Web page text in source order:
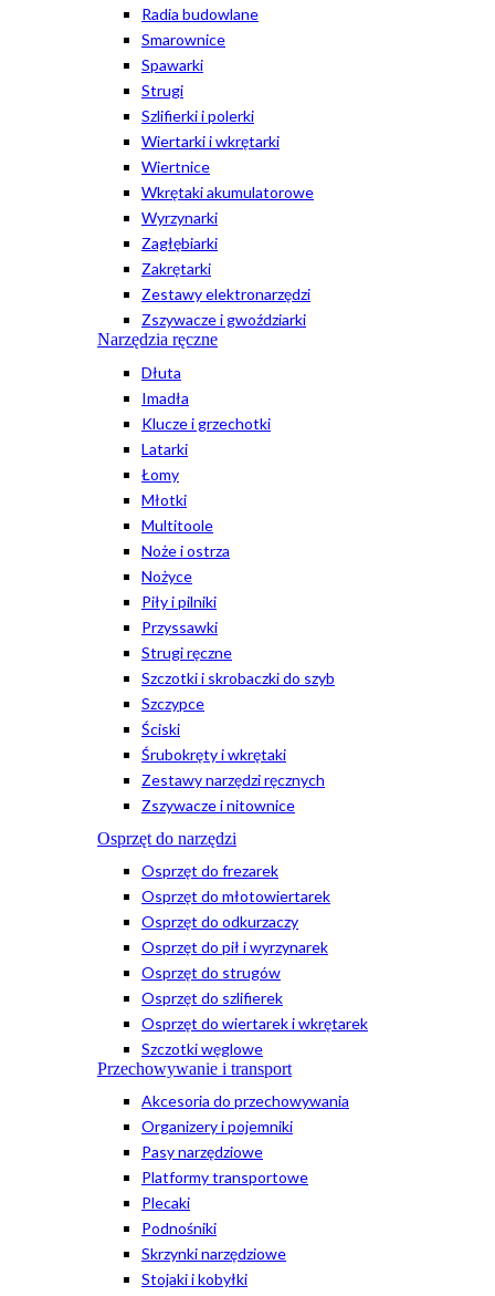
Radia budowlane
Smarownice
Spawarki
Strugi
Szlifierki i polerki
Wiertarki i wkrętarki
Wiertnice
Wkrętaki akumulatorowe
Wyrzynarki
Zagłębiarki
Zakrętarki
Zestawy elektronarzędzi
Zszywacze i gwoździarki
Narzędzia ręczne
Dłuta
Imadła
Klucze i grzechotki
Latarki
Łomy
Młotki
Multitoole
Noże i ostrza
Nożyce
Piły i pilniki
Przyssawki
Strugi ręczne
Szczotki i skrobaczki do szyb
Szczypce
Ściski
Śrubokręty i wkrętaki
Zestawy narzędzi ręcznych
Zszywacze i nitownice
Osprzęt do narzędzi
Osprzęt do frezarek
Osprzęt do młotowiertarek
Osprzęt do odkurzaczy
Osprzęt do pił i wyrzynarek
Osprzęt do strugów
Osprzęt do szlifierek
Osprzęt do wiertarek i wkrętarek
Szczotki węglowe
Przechowywanie i transport
Akcesoria do przechowywania
Organizery i pojemniki
Pasy narzędziowe
Platformy transportowe
Plecaki
Podnośniki
Skrzynki narzędziowe
Stojaki i kobyłki